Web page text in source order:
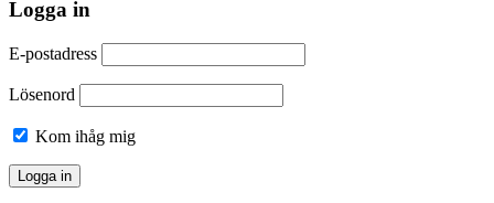
Logga in
E-postadress
Lösenord
Kom ihåg mig